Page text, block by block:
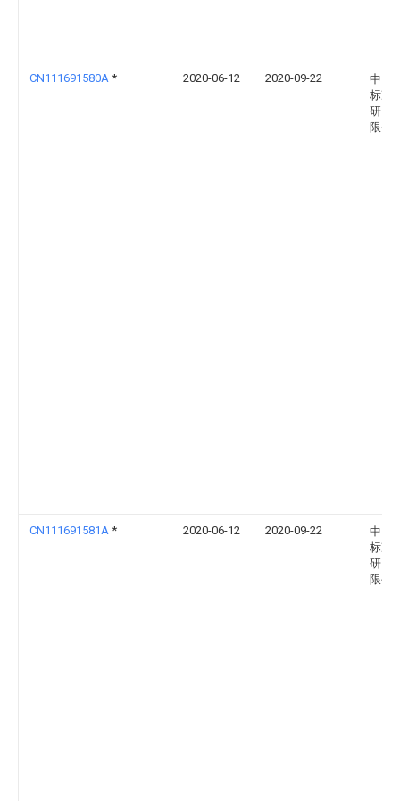
CN111691580A * 2020-06-12 2020-09-22
中国
标准
研究
限公
CN111691581A * 2020-06-12 2020-09-22
中国
标准
研究
限公